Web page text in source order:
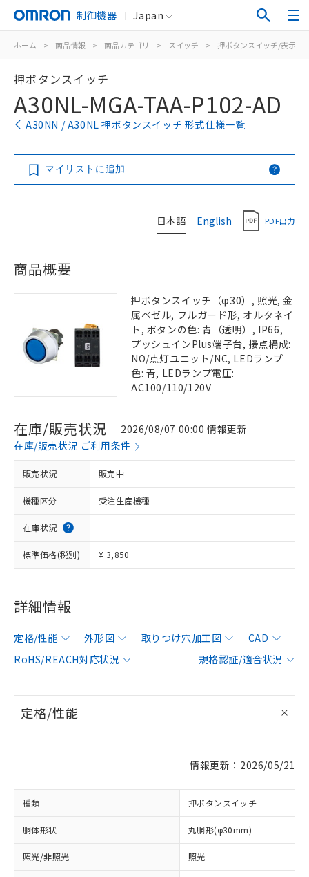
制御機器 Japan
ホーム > 商品情報 > 商品カテゴリ > スイッチ > 押ボタンスイッチ/表示灯
押ボタンスイッチ
A30NL-MGA-TAA-P102-AD
A30NN / A30NL 押ボタンスイッチ 形式仕様一覧
マイリストに追加
日本語 English PDF出力
商品概要
押ボタンスイッチ（φ30）, 照光, 金
属ベゼル, フルガード形, オルタネイ
ト, ボタンの色: 青（透明）, IP66,
プッシュインPlus端子台, 接点構成:
NO/点灯ユニット/NC, LEDランプ
色: 青, LEDランプ電圧:
AC100/110/120V
在庫/販売状況
2026/08/07 00:00 情報更新
在庫/販売状況 ご利用条件
販売状況 販売中
機種区分 受注生産機種
在庫状況
標準価格(税別) ¥ 3,850
詳細情報
定格/性能 外形図 取りつけ穴加工図
CAD
RoHS/REACH対応状況
規格認証/適合状況
定格/性能
情報更新：2026/05/21
種類 押ボタンスイッチ
胴体形状 丸胴形(φ30mm)
照光/非照光 照光